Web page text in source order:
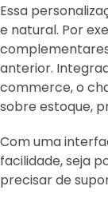
Essa
e natural. Por
anterior.
commerce, o
sobre estoque,
Com uma
facilidade, seja
precisar de